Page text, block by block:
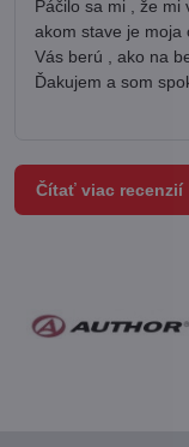
Páčilo sa mi , že mi
akom stave je moja
Vás berú , ako na
Ďakujem a som
Čítať viac recenzií